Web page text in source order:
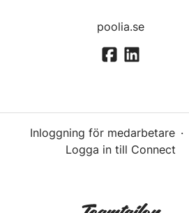
poolia.se
Inloggning för medarbetare ·
Logga in till Connect